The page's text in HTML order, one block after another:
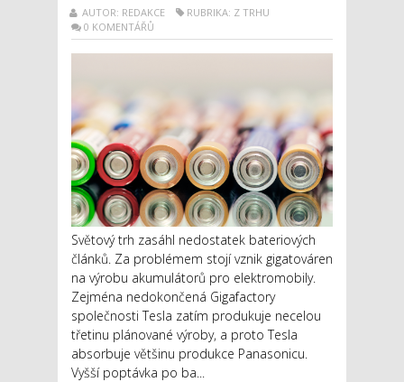
AUTOR: REDAKCE
RUBRIKA: Z TRHU
0 KOMENTÁŘŮ
Světový trh zasáhl nedostatek bateriových
článků. Za problémem stojí vznik gigatováren
na výrobu akumulátorů pro elektromobily.
Zejména nedokončená Gigafactory
společnosti Tesla zatím produkuje necelou
třetinu plánované výroby, a proto Tesla
absorbuje většinu produkce Panasonicu.
Vyšší poptávka po ba...